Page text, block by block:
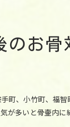
や骨袋のカビ対策
るお骨保管の工夫
のお骨
町、小竹町、福
が多いと骨壷内